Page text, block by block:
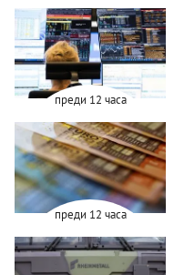
преди 12 часа
преди 12 часа